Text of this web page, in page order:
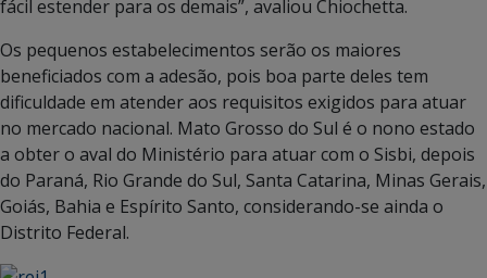
fácil estender para os demais”, avaliou Chiochetta.
Os pequenos estabelecimentos serão os maiores
beneficiados com a adesão, pois boa parte deles tem
dificuldade em atender aos requisitos exigidos para atuar
no mercado nacional. Mato Grosso do Sul é o nono estado
a obter o aval do Ministério para atuar com o Sisbi, depois
do Paraná, Rio Grande do Sul, Santa Catarina, Minas Gerais,
Goiás, Bahia e Espírito Santo, considerando-se ainda o
Distrito Federal.